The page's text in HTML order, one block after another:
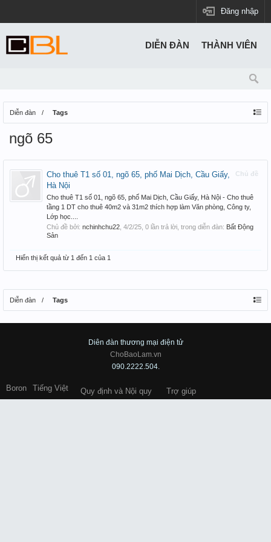
Đăng nhập
Diễn đàn Tags
ngõ 65
Chủ đề
Cho thuê T1 số 01, ngõ 65, phố Mai Dịch, Cầu Giấy,
Hà Nội
Cho thuê T1 số 01, ngõ 65, phố Mai Dịch, Cầu Giấy, Hà Nội - Cho thuê
tầng 1 DT cho thuê 40m2 và 31m2 thích hợp làm Văn phòng, Công ty,
Lớp học....
Chủ đề bởi: nchinhchu22 4/2/25 , 0 lần trả lời, trong diễn đàn: Bất Động
Sản
Hiển thị kết quả từ 1 đến 1 của 1
Diễn đàn Tags
DIỄN ĐÀN THÀNH VIÊN
Diên đàn thương mại điện tử
ChoBaoLam.vn
090.2222.504.
Boron Tiếng Việt Quy định và Nội quy Trợ giúp